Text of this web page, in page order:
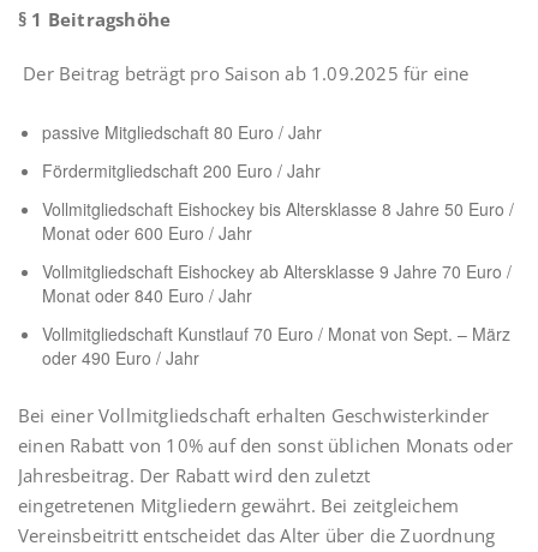
§ 1 Beitragshöhe
Der Beitrag beträgt pro Saison ab 1.09.2025 für eine
passive Mitgliedschaft 80 Euro / Jahr
Fördermitgliedschaft 200 Euro / Jahr
Vollmitgliedschaft Eishockey bis Altersklasse 8 Jahre 50 Euro /
Monat oder 600 Euro / Jahr
Vollmitgliedschaft Eishockey ab Altersklasse 9 Jahre 70 Euro /
Monat oder 840 Euro / Jahr
Vollmitgliedschaft Kunstlauf 70 Euro / Monat von Sept. – März
oder 490 Euro / Jahr
Bei einer Vollmitgliedschaft erhalten Geschwisterkinder
einen Rabatt von 10% auf den sonst üblichen Monats oder
Jahresbeitrag. Der Rabatt wird den zuletzt
eingetretenen Mitgliedern gewährt. Bei zeitgleichem
Vereinsbeitritt entscheidet das Alter über die Zuordnung